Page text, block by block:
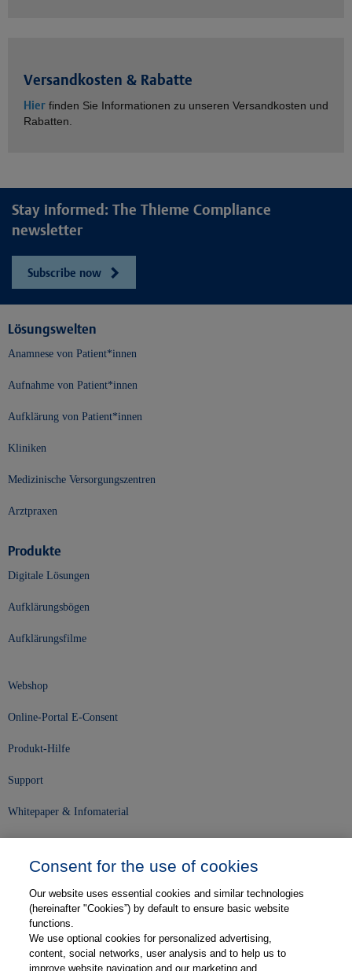
Versandkosten & Rabatte
Hier finden Sie Informationen zu unseren Versandkosten und
Rabatten.
Stay informed: The Thieme Compliance
newsletter
Subscribe now
Lösungswelten
Anamnese von Patient*innen
Aufnahme von Patient*innen
Aufklärung von Patient*innen
Kliniken
Medizinische Versorgungszentren
Arztpraxen
Produkte
Digitale Lösungen
Aufklärungsbögen
Aufklärungsfilme
Webshop
Online-Portal E-Consent
Produkt-Hilfe
Support
Whitepaper & Infomaterial
Karriere
Kontakt
Consent for the use of cookies
Our website uses essential cookies and similar technologies
(hereinafter "Cookies”) by default to ensure basic website
functions.
We use optional cookies for personalized advertising,
content, social networks, user analysis and to help us to
improve website navigation and our marketing and